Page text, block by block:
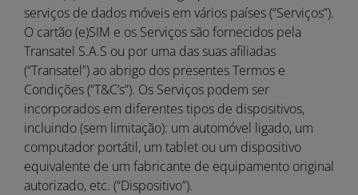
serviços de dados móveis em vários países (“Serviços”).
O cartão (e)SIM e os Serviços são fornecidos pela
Transatel S.A.S ou por uma das suas afiliadas
(“Transatel”) ao abrigo dos presentes Termos e
Condições (“T&C’s”). Os Serviços podem ser
incorporados em diferentes tipos de dispositivos,
incluindo (sem limitação): um automóvel ligado, um
computador portátil, um tablet ou um dispositivo
equivalente de um fabricante de equipamento original
autorizado, etc. (“Dispositivo”).